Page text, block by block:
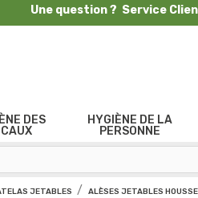
Une question ? Service
DES
HYGIÈNE DE LA
PERSONNE
JETABLES ALÈSES JETABLES